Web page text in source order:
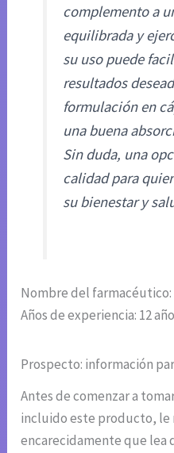
complemento a
equilibrada y
su uso puede
resultados
formulación en
una buena
Sin duda, una
calidad para
su bienestar y
Nombre del farmacéutico:
Años de experiencia: 12
Prospecto: información
Antes de comenzar a
incluido este producto, le
encarecidamente que lea